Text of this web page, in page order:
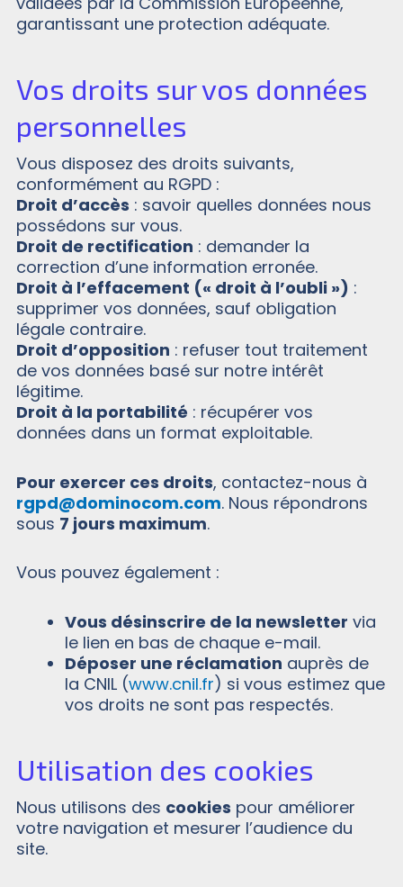
garantissant une protection adéquate.
Vos droits sur vos données
personnelles
Vous disposez des droits suivants,
conformément au RGPD :
Droit d’accès : savoir quelles données nous
possédons sur vous.
Droit de rectification : demander la
correction d’une information erronée.
Droit à l’effacement (« droit à l’oubli ») :
supprimer vos données, sauf obligation
légale contraire.
Droit d’opposition : refuser tout traitement
de vos données basé sur notre intérêt
légitime.
Droit à la portabilité : récupérer vos
données dans un format exploitable.
Pour exercer ces droits, contactez-nous à
rgpd@dominocom.com. Nous répondrons
sous 7 jours maximum.
Vous pouvez également :
Vous désinscrire de la newsletter via
le lien en bas de chaque e-mail.
Déposer une réclamation auprès de
la CNIL (www.cnil.fr) si vous estimez que
vos droits ne sont pas respectés.
Utilisation des cookies
Nous utilisons des cookies pour améliorer
votre navigation et mesurer l’audience du
site.